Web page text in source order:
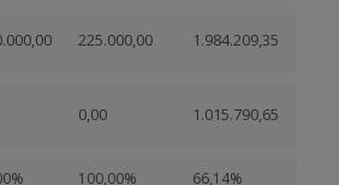
225.000,00 1.984.209,35
0,00 1.015.790,65
100,00% 66,14%